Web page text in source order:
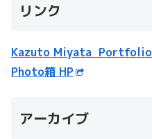
リンク
Kazuto Miyata Portfolio
Photo箱 HP
アーカイブ